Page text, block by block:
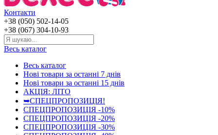
Контакти
+38 (050) 502-14-05
+38 (067) 304-10-93
Весь каталог
Весь каталог
Нові товари за останнi 7 днiв
Нові товари за останнi 15 днiв
АКЦІЯ: ЛІТО
➥СПЕЦПРОПОЗИЦІЯ!
СПЕЦПРОПОЗИЦІЯ -10%
СПЕЦПРОПОЗИЦІЯ -20%
СПЕЦПРОПОЗИЦІЯ -30%